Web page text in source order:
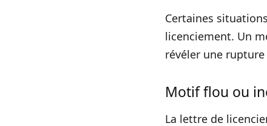
Certaines
licenciement. Un
révéler une
Motif flou ou
La lettre de